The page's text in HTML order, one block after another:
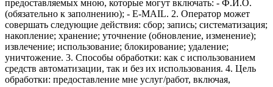
предоставляемых мною, которые могут включать: - Ф.И.О.
(обязательно к заполнению); - E-MAIL. 2. Оператор может
совершать следующие действия: сбор; запись; систематизация;
накопление; хранение; уточнение (обновление, изменение);
извлечение; использование; блокирование; удаление;
уничтожение. 3. Способы обработки: как с использованием
средств автоматизации, так и без их использования. 4. Цель
обработки: предоставление мне услуг/работ, включая,